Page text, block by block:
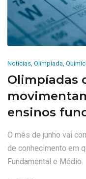
Noticias, Olimpíada,
Olimpíadas
ensinos
O mês de junho vai
de conhecimento em
Fundamental e Médio.